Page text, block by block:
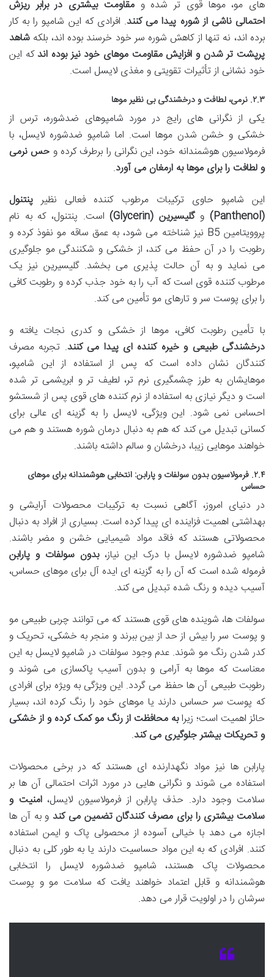
های مو، موها قوی تر شده ومقاومت بیشتری در برابر ریزش
احتمالی ناشی از شوره پیدا می کنند. افرادی که این شامپو را به کار
برده اند، نه تنها از کاهش شوره سر خود خرسند بوده اند، بلکه شاهد
پرپشت تر شدن و افزایش مقاومت موهای خود نیز بوده اندکه این
خود نشانی از تأثیرات تقویتی و مغذی لایسل است.
۲.۳. نرمی، لطافت و درخشندگی بی نظیر موها
یکی از نگرانی های رایج در مورد شامپوهای ضدشوره، ترس از
خشکی و خشن شدن موها است. اما شامپو ضدشوره لایسل، با
فرمولاسیون هوشمندانه خود، این نگرانی را برطرف کرده و حس نرمی
و لطافت را برای موها به ارمغان می آورد.
این شامپو حاوی ترکیبات مرطوب کننده فعالی نظیر پنتنول
(Panthenol)
وگلیسیرین (Glycerin)
است. پنتنول، که به نام
پروویتامین B5 نیز شناخته می شود، به عمق ساقه مو نفوذ کرده و
رطوبت را در آن حفظ می کند، از خشکی و شکنندگی مو جلوگیری
می نماید و به آن حالت پذیری می بخشد. گلیسیرین نیز یک
مرطوب کننده قوی است که آب را به خود جذب کرده و رطوبت کافی
را برای پوست سر و تارهای مو تأمین می کند.
با تأمین رطوبت کافی، موها از خشکی و کدری نجات یافته و
درخشندگی طبیعی و خیره کننده ای پیدا می کنند. تجربه مصرف
کنندگان نشان داده است که پس از استفاده از این شامپو،
موهایشان به طرز چشمگیری نرم تر، لطیف تر و ابریشمی تر شده
است و دیگر نیازی به استفاده از نرم کننده های قوی پس از شستشو
احساس نمی شود. این ویژگی، لایسل را به گزینه ای عالی برای
کسانی تبدیل می کند که هم به دنبال درمان شوره هستند و هم می
خواهند موهایی زیبا، درخشان و سالم داشته باشند.
۲.۴. فرمولاسیون بدون سولفات و پارابن: انتخابی هوشمندانه برای موهای
حساس
در دنیای امروز، آگاهی نسبت به ترکیبات محصولات آرایشی و
بهداشتی اهمیت فزاینده ای پیدا کرده است. بسیاری از افراد به دنبال
محصولاتی هستند که فاقد مواد شیمیایی خشن و مضر باشند.
شامپو ضدشوره لایسل با درک این نیاز،بدون سولفات و پارابن
فرموله شده است که آن را به گزینه ای ایده آل برای موهای حساس،
آسیب دیده و رنگ شده تبدیل می کند.
سولفات ها، شوینده های قوی هستند که می توانند چربی طبیعی مو
و پوست سر را بیش از حد از بین ببرند و منجر به خشکی، تحریک و
کدر شدن رنگ مو شوند. عدم وجود سولفات در شامپو لایسل به این
معناست که موها به آرامی و بدون آسیب پاکسازی می شوند و
رطوبت طبیعی آن ها حفظ می گردد. این ویژگی به ویژه برای افرادی
که پوست سر حساس دارند یا موهای خود را رنگ کرده اند، بسیار
حائز اهمیت است؛ زیرابه محافظت از رنگ مو کمک کرده و از خشکی
و تحریکات بیشتر جلوگیری می کند.
پارابن ها نیز مواد نگهدارنده ای هستند که در برخی محصولات
استفاده می شوند و نگرانی هایی در مورد اثرات احتمالی آن ها بر
سلامت وجود دارد. حذف پارابن از فرمولاسیون لایسل،امنیت و
سلامت بیشتری را برای مصرف کنندگان تضمین می کند و به آن ها
اجازه می دهد با خیالی آسوده از محصولی پاک و ایمن استفاده
کنند. افرادی که به این مواد حساسیت دارند یا به طور کلی به دنبال
محصولات پاک هستند، شامپو ضدشوره لایسل را انتخابی
هوشمندانه و قابل اعتماد خواهند یافت که سلامت مو و پوست
سرشان را در اولویت قرار می دهد.